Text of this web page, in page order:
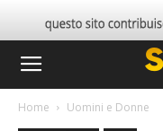
Home Uomini e Donne